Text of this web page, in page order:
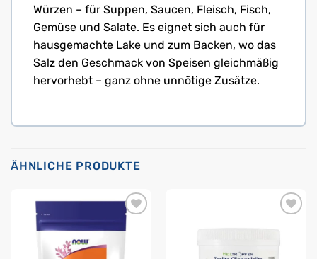
Würzen – für Suppen, Saucen, Fleisch, Fisch,
Gemüse und Salate. Es eignet sich auch für
hausgemachte Lake und zum Backen, wo das
Salz den Geschmack von Speisen gleichmäßig
hervorhebt – ganz ohne unnötige Zusätze.
ÄHNLICHE PRODUKTE